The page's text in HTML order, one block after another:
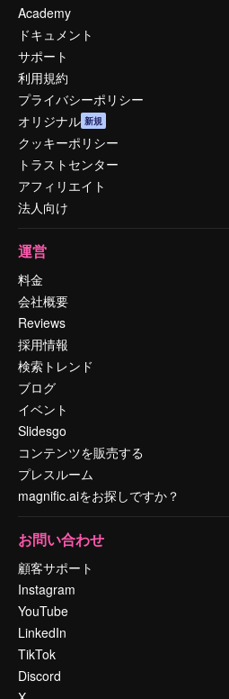
Academy
ドキュメント
サポート
利用規約
プライバシーポリシー
オリジナル 新規
クッキーポリシー
トラストセンター
アフィリエイト
法人向け
運営
料金
会社概要
Reviews
採用情報
検索トレンド
ブログ
イベント
Slidesgo
コンテンツを販売する
プレスルーム
magnific.aiをお探しですか？
お問い合わせ
顧客サポート
Instagram
YouTube
LinkedIn
TikTok
Discord